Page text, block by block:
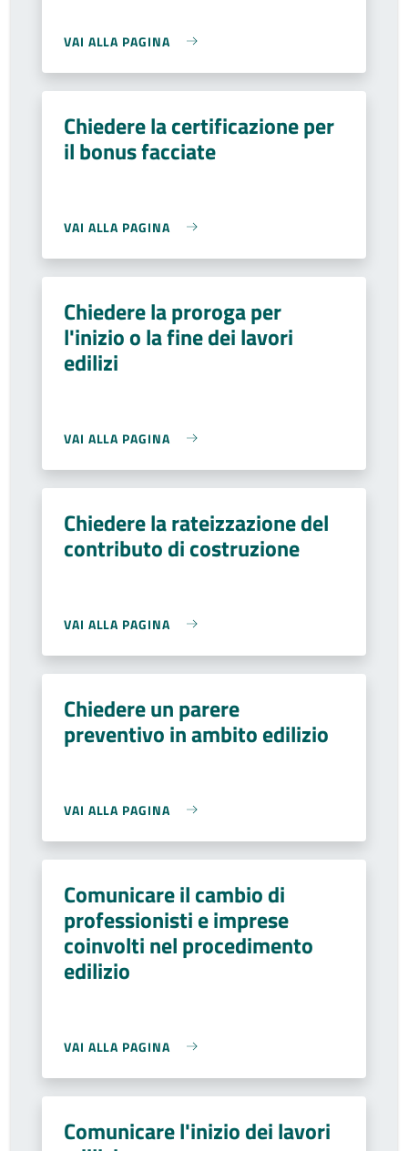
VAI ALLA PAGINA
Chiedere la certificazione per
il bonus facciate
VAI ALLA PAGINA
Chiedere la proroga per
l'inizio o la fine dei lavori
edilizi
VAI ALLA PAGINA
Chiedere la rateizzazione del
contributo di costruzione
VAI ALLA PAGINA
Chiedere un parere
preventivo in ambito edilizio
VAI ALLA PAGINA
Comunicare il cambio di
professionisti e imprese
coinvolti nel procedimento
edilizio
VAI ALLA PAGINA
Comunicare l'inizio dei lavori